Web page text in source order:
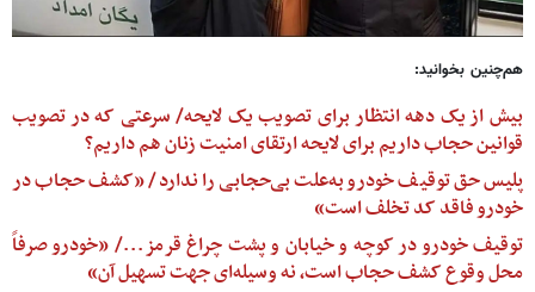
هم‌چنین بخوانید:
بیش از یک دهه انتظار برای تصویب یک لایحه/ سرعتی که در تصویب
قوانین حجاب داریم برای لایحه ارتقای امنیت زنان هم داریم؟
پلیس حق توقیف خودرو به‌علت بی‌حجابی را ندارد/ «کشف حجاب در
خودرو فاقد کد تخلف است»
توقیف خودرو در کوچه و خیابان و پشت چراغ قرمز.../ «خودرو صرفاً
محل وقوع کشف حجاب است، نه وسیله‌ای جهت تسهیل آن»